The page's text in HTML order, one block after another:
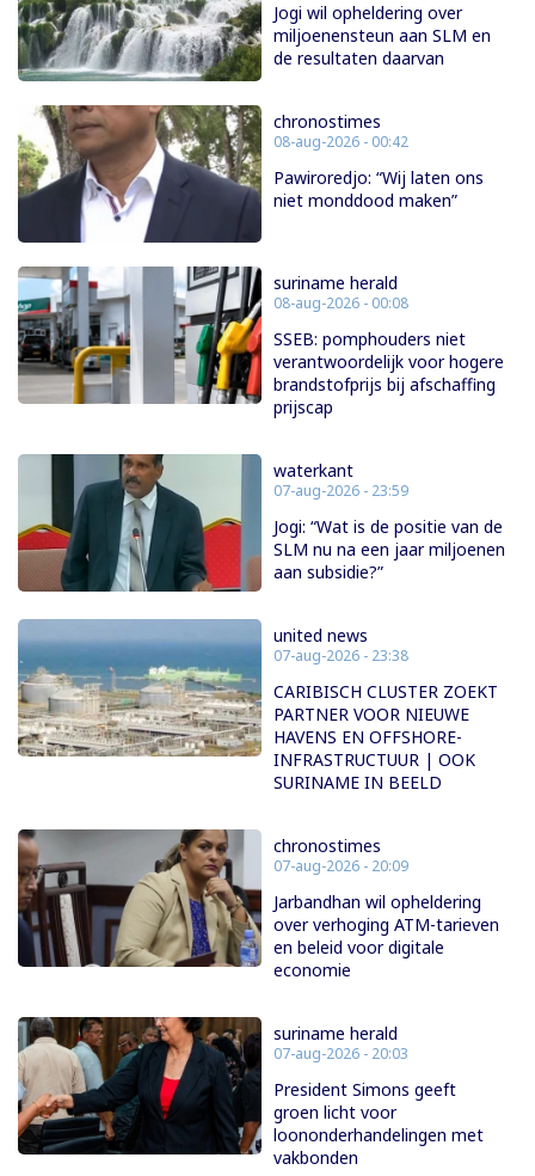
Jogi wil opheldering over
miljoenensteun aan SLM en
de resultaten daarvan
chronostimes
08-aug-2026 - 00:42
Pawiroredjo: “Wij laten ons
niet monddood maken”
suriname herald
08-aug-2026 - 00:08
SSEB: pomphouders niet
verantwoordelijk voor hogere
brandstofprijs bij afschaffing
prijscap
waterkant
07-aug-2026 - 23:59
Jogi: “Wat is de positie van de
SLM nu na een jaar miljoenen
aan subsidie?”
united news
07-aug-2026 - 23:38
CARIBISCH CLUSTER ZOEKT
PARTNER VOOR NIEUWE
HAVENS EN OFFSHORE-
INFRASTRUCTUUR | OOK
SURINAME IN BEELD
chronostimes
07-aug-2026 - 20:09
Jarbandhan wil opheldering
over verhoging ATM-tarieven
en beleid voor digitale
economie
suriname herald
07-aug-2026 - 20:03
President Simons geeft
groen licht voor
loononderhandelingen met
vakbonden